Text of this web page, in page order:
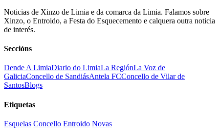
Noticias de Xinzo de Limia e da comarca da Limia. Falamos sobre
Xinzo, o Entroido, a Festa do Esquecemento e calquera outra noticia
de interés.
Seccións
Dende A LimiaDiario do LimiaLa RegiónLa Voz de
GaliciaConcello de SandiásAntela FCConcello de Vilar de
SantosBlogs
Etiquetas
Esquelas Concello Entroido Novas